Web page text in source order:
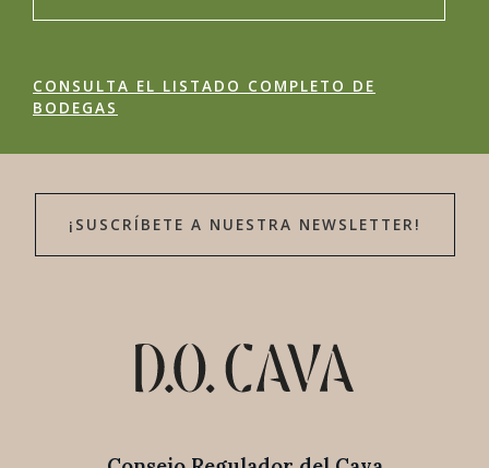
CONSULTA EL LISTADO COMPLETO DE
BODEGAS
¡SUSCRÍBETE A NUESTRA NEWSLETTER!